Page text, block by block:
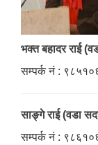
भक्त बहादर राई
सम्पर्क नं :
साङ्गे राई (वडा
सम्पर्क नं :